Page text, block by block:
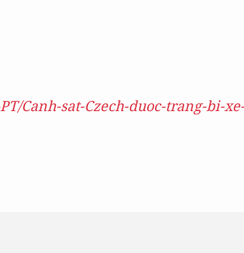
Canh-sat-Czech-duoc-trang-bi-